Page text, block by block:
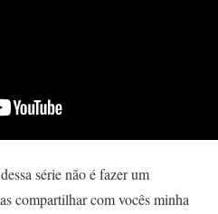
série não é fazer um
compartilhar com vocês minha